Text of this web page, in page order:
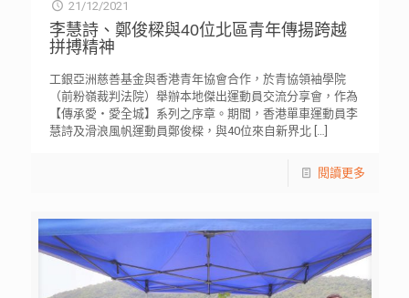
21/12/2021
李慧詩、鄭俊樑與40位北區青年傳揚跨越
拼搏精神
工銀亞洲慈善基金與香港青年協會合作，於青協領袖學院
（前粉嶺裁判法院）舉辦本地傑出運動員交流分享會，作為
【傳承愛‧愛全城】系列之序章。期間，香港單車運動員李
慧詩及滑浪風帆運動員鄭俊樑，與40位來自新界北[…]
閱讀更多